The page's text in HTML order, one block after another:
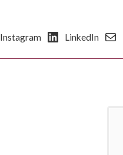
Instagram LinkedIn